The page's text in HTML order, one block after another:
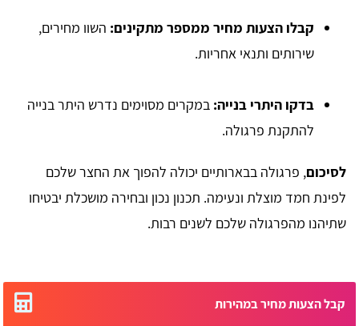
קבלו הצעות מחיר ממספר מתקינים: השוו מחירים,
שירותים ותנאי אחריות.
בדקו היתרי בנייה: במקרים מסוימים נדרש היתר בנייה
להתקנת פרגולה.
לסיכום, פרגולה בבארותיים יכולה להפוך את החצר שלכם
לפינת חמד מוצלת ונעימה. תכנון נכון ובחירה מושכלת יבטיחו
שתיהנו מהפרגולה שלכם לשנים רבות.
קבל הצעות מחיר במהירות